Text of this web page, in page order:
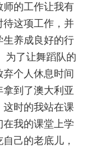
师的工作让我有
待这项工作，并
生养成良好的行
为了让舞蹈队的
个人休息时间
到了澳大利亚
这时的我站在课
我的课堂上学
己的老底儿，